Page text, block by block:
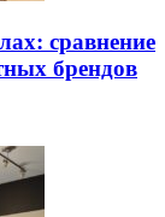
сравнение
брендов